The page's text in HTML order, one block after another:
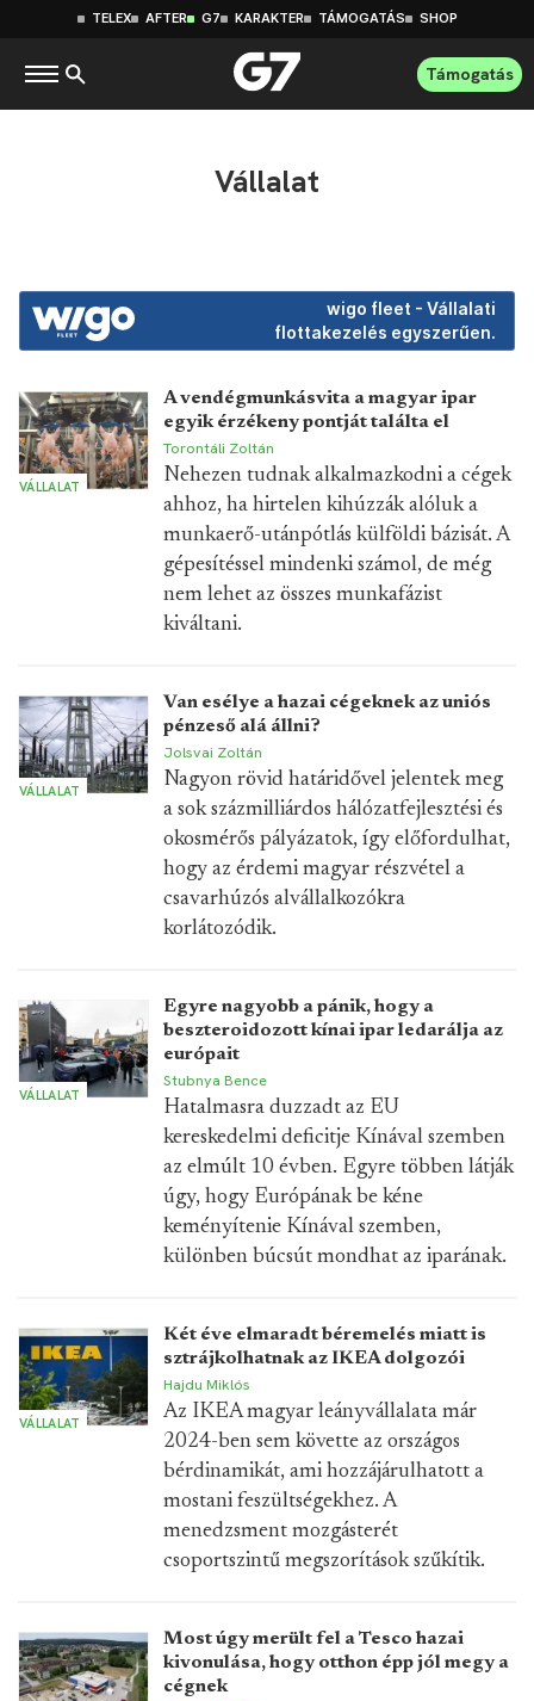
TELEX AFTER G7 KARAKTER TÁMOGATÁS SHOP
Támogatás
Vállalat
wigo fleet - Vállalati
flottakezelés egyszerűen.
VÁLLALAT
A vendégmunkásvita a magyar ipar
egyik érzékeny pontját találta el
Torontáli Zoltán
Nehezen tudnak alkalmazkodni a cégek
ahhoz, ha hirtelen kihúzzák alóluk a
munkaerő-utánpótlás külföldi bázisát. A
gépesítéssel mindenki számol, de még
nem lehet az összes munkafázist
kiváltani.
VÁLLALAT
Van esélye a hazai cégeknek az uniós
pénzeső alá állni?
Jolsvai Zoltán
Nagyon rövid határidővel jelentek meg
a sok százmilliárdos hálózatfejlesztési és
okosmérős pályázatok, így előfordulhat,
hogy az érdemi magyar részvétel a
csavarhúzós alvállalkozókra
korlátozódik.
VÁLLALAT
Egyre nagyobb a pánik, hogy a
beszteroidozott kínai ipar ledarálja az
európait
Stubnya Bence
Hatalmasra duzzadt az EU
kereskedelmi deficitje Kínával szemben
az elmúlt 10 évben. Egyre többen látják
úgy, hogy Európának be kéne
keményítenie Kínával szemben,
különben búcsút mondhat az iparának.
VÁLLALAT
Két éve elmaradt béremelés miatt is
sztrájkolhatnak az IKEA dolgozói
Hajdu Miklós
Az IKEA magyar leányvállalata már
2024-ben sem követte az országos
bérdinamikát, ami hozzájárulhatott a
mostani feszültségekhez. A
menedzsment mozgásterét
csoportszintű megszorítások szűkítik.
Most úgy merült fel a Tesco hazai
kivonulása, hogy otthon épp jól megy a
cégnek